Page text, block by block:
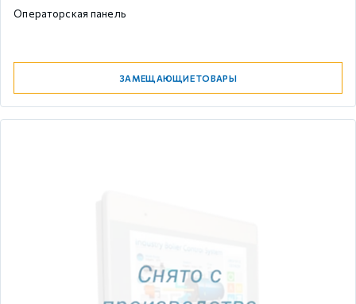
Операторская панель
ЗАМЕЩАЮЩИЕ ТОВАРЫ